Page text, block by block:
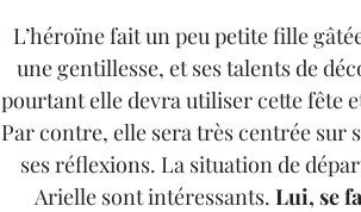
L’héroïne fait un peu petite fille
une gentillesse, et ses talents de
pourtant elle devra utiliser cette fête
Par contre, elle sera très centrée sur
ses réflexions. La situation de
Arielle sont intéressants. Lui, se